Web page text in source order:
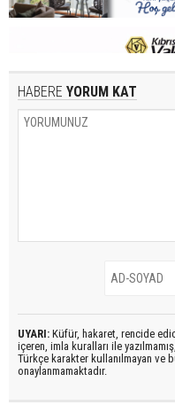
HABERE YORUM KAT
UYARI: Küfür, hakaret, rencide
içeren, imla kuralları ile yazılmamış,
Türkçe karakter kullanılmayan ve
onaylanmamaktadır.